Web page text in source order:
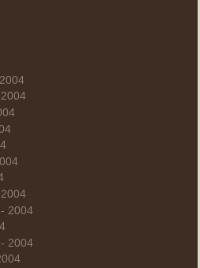
2004
2004